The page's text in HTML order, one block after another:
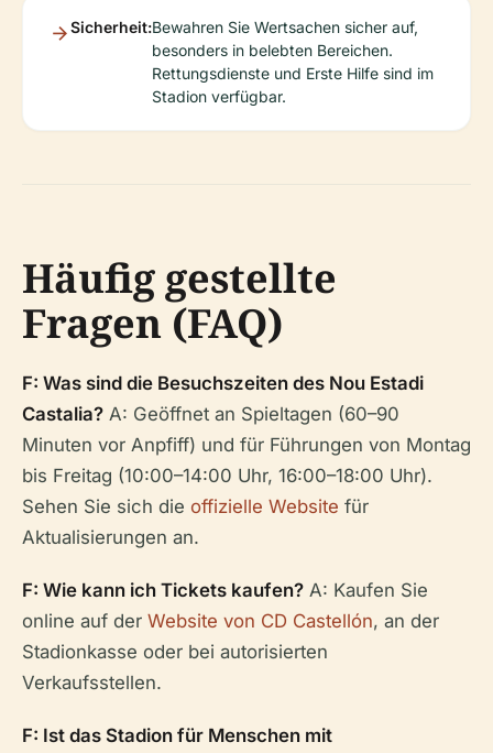
Sicherheit:Bewahren Sie Wertsachen sicher auf,
besonders in belebten Bereichen.
Rettungsdienste und Erste Hilfe sind im
Stadion verfügbar.
Häufig gestellte
Fragen (FAQ)
F: Was sind die Besuchszeiten des Nou Estadi
Castalia? A: Geöffnet an Spieltagen (60–90
Minuten vor Anpfiff) und für Führungen von Montag
bis Freitag (10:00–14:00 Uhr, 16:00–18:00 Uhr).
Sehen Sie sich die offizielle Website für
Aktualisierungen an.
F: Wie kann ich Tickets kaufen? A: Kaufen Sie
online auf der Website von CD Castellón, an der
Stadionkasse oder bei autorisierten
Verkaufsstellen.
F: Ist das Stadion für Menschen mit